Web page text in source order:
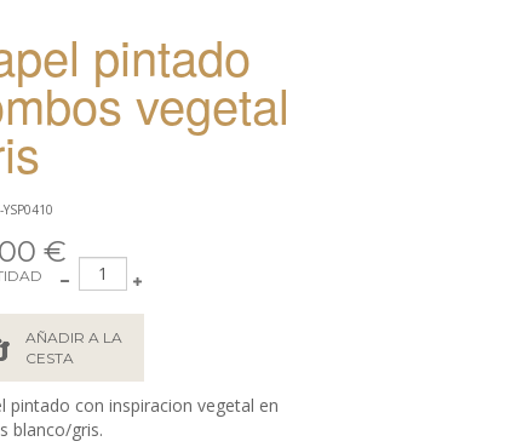
pintado
vegetal
YSP0410
€
AÑADIR A LA
CESTA
pintado con inspiracion vegetal en
blanco/gris.